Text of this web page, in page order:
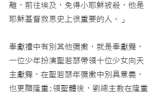
離，前往埃及，免得小耶穌被殺，他是
耶穌基督救恩史上很重要的人。」
奉獻禮中有別其他彌撒，就是奉獻舞，
一位少年扮演聖若瑟帶領十位少女向天
主獻舞，在聖若瑟年彌撒中別具意義，
也更顯隆重;領聖體後，劉總主教在隆重